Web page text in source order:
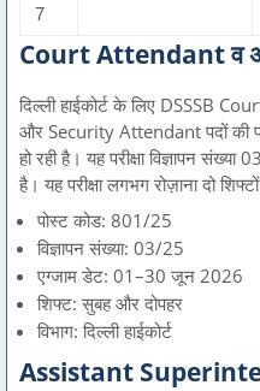
7
Court Attendant व
दिल्ली हाईकोर्ट के लिए DSSSB
और Security Attendant पदों की
हो रही है। यह परीक्षा विज्ञापन
है। यह परीक्षा लगभग रोज़ाना दो
पोस्ट कोड: 801/25
विज्ञापन संख्या: 03/25
एग्जाम डेट: 01–30 जून 2026
शिफ्ट: सुबह और दोपहर
विभाग: दिल्ली हाईकोर्ट
Assistant